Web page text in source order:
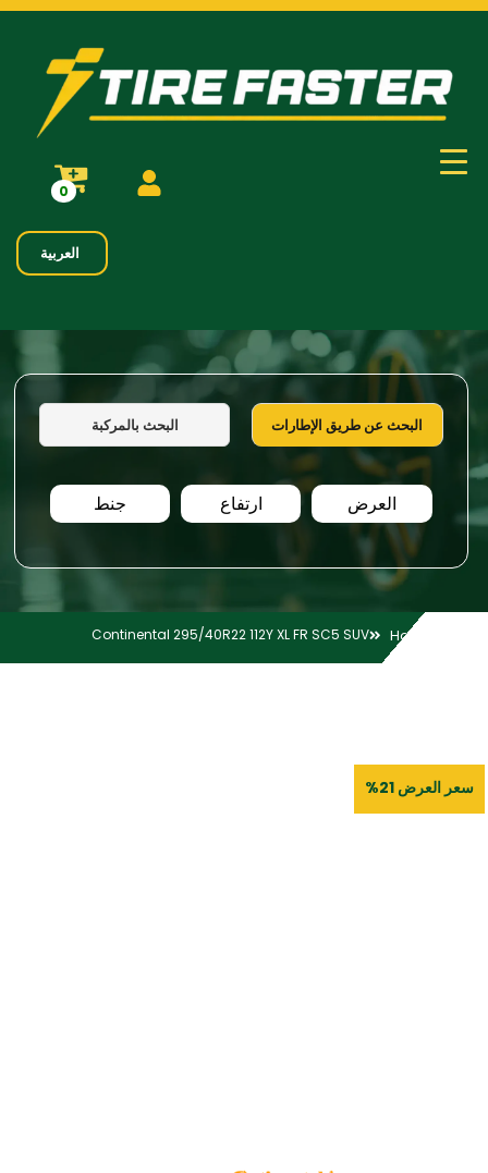
0
العربية
البحث عن طريق الإطارات البحث بالمركبة
العرض ارتفاع جنط
Home
Continental 295/40R22 112Y XL FR SC5 SUV
سعر العرض 21%